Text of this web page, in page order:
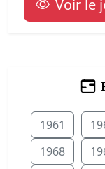
Voir le
1961
1968